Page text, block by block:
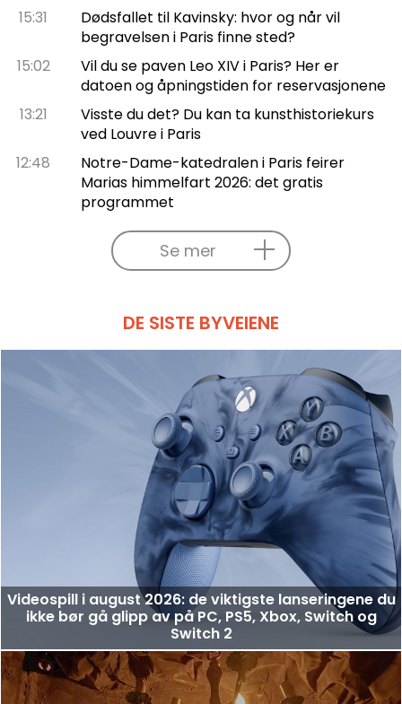
15:31
Dødsfallet til Kavinsky: hvor og når vil
begravelsen i Paris finne sted?
15:02
Vil du se paven Leo XIV i Paris? Her er
datoen og åpningstiden for reservasjonene
13:21
Visste du det? Du kan ta kunsthistoriekurs
ved Louvre i Paris
12:48
Notre-Dame-katedralen i Paris feirer
Marias himmelfart 2026: det gratis
programmet
Se mer
DE SISTE BYVEIENE
Videospill i august 2026: de viktigste lanseringene du
ikke bør gå glipp av på PC, PS5, Xbox, Switch og
Switch 2